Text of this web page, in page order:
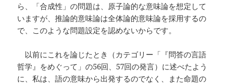
ら、「合成性」の問題は、原子論的な意味論を想定して
いますが、推論的意味論は全体論的意味論を採用するの
で、このような問題設定を認めないからです。
以前にこれを論じたとき（カテゴリー「『問答の言語
哲学』をめぐって」の56回、57回の発言）に述べたよう
に、私は、語の意味から出発するのでなく、また命題の